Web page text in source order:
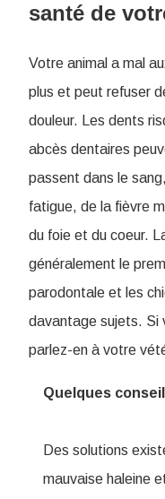
santé de
Votre animal a mal
plus et peut refuser
douleur. Les dents
abcès dentaires
passent dans le
fatigue, de la fièvre
du foie et du coeur.
généralement le
parodontale et les
davantage sujets. Si
parlez-en à votre
Quelques
Des solutions
mauvaise haleine